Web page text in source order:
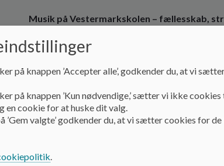
Musik på Vestermarkskolen – fællesskab,
På Vestermarkskolen ser vi musik som et
fællesskab. Musik skaber glæde,
bidrager til både trivsel, kommunikation og
Alle klasser har ugentlig musikundervisning,
fælles behov. Undervisningen er struktureret og
understøtter tryghed og læring. Gennem sang,
tonehøjder, lydstyrke og stemninger i musikken.
Musik bruges aktivt til at understøtte
inddrages forskellige former for alternativ og
på knappen ’Accepter alle’, godkender du, at vi
på knappen ’Kun nødvendige,’ sætter vi ikke
en cookie for at huske dit valg.
’Gem valgte’ godkender du, at vi sætter cookies for
.